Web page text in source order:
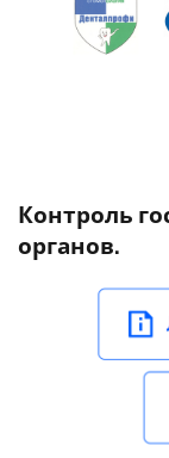
Контроль
органов.